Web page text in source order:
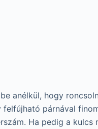
anélkül, hogy
párnával
Ha pedig a